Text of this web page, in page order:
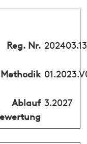
Reg. Nr.
Methodik
Ablauf 3.2027